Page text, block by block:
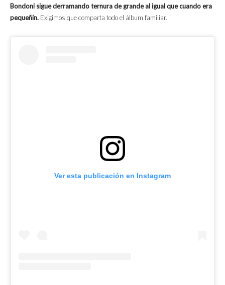
Bondoni sigue derramando ternura de grande al igual que cuando era
pequeñín. Exigimos que comparta todo el álbum familiar.
Ver esta publicación en Instagram